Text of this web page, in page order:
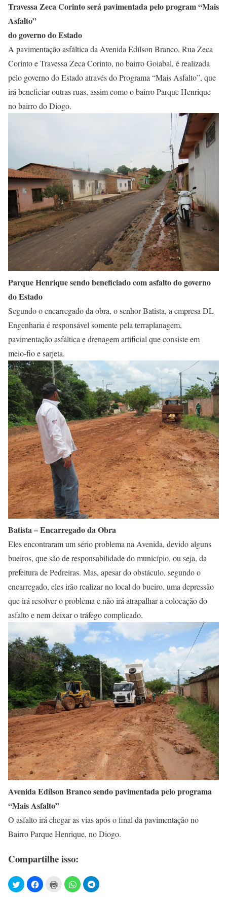
Travessa Zeca Corinto será pavimentada pelo program “Mais
Asfalto”
do governo do Estado
A pavimentação asfáltica da Avenida Edílson Branco, Rua Zeca
Corinto e Travessa Zeca Corinto, no bairro Goiabal, é realizada
pelo governo do Estado através do Programa “Mais Asfalto”, que
irá beneficiar outras ruas, assim como o bairro Parque Henrique
no bairro do Diogo.
Parque Henrique sendo beneficiado com asfalto do governo
do Estado
Segundo o encarregado da obra, o senhor Batista, a empresa DL
Engenharia é responsável somente pela terraplanagem,
pavimentação asfáltica e drenagem artificial que consiste em
meio-fio e sarjeta.
Batista – Encarregado da Obra
Eles encontraram um sério problema na Avenida, devido alguns
bueiros, que são de responsabilidade do município, ou seja, da
prefeitura de Pedreiras. Mas, apesar do obstáculo, segundo o
encarregado, eles irão realizar no local do bueiro, uma depressão
que irá resolver o problema e não irá atrapalhar a colocação do
asfalto e nem deixar o tráfego complicado.
Avenida Edílson Branco sendo pavimentada pelo programa
“Mais Asfalto”
O asfalto irá chegar as vias após o final da pavimentação no
Bairro Parque Henrique, no Diogo.
Compartilhe isso: